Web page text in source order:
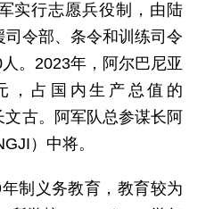
实行志愿兵役制，由陆
令部、条令和训练司令
。2023年，阿尔巴尼亚
，占国内生产总值的
古。阿军队总参谋长阿
）中将。
制义务教育，教育较为